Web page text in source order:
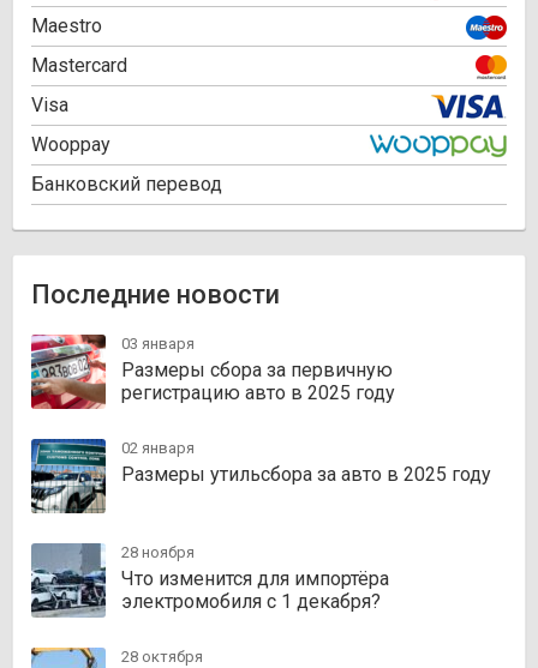
Maestro
Mastercard
Visa
Wooppay
Банковский перевод
Последние новости
03 января
Размеры сбора за первичную
регистрацию авто в 2025 году
02 января
Размеры утильсбора за авто в 2025 году
28 ноября
Что изменится для импортёра
электромобиля с 1 декабря?
28 октября